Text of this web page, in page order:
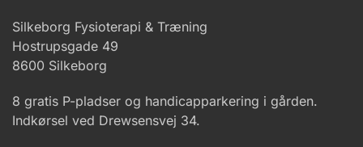
Silkeborg Fysioterapi & Træning
Hostrupsgade 49
8600 Silkeborg
8 gratis P-pladser og handicapparkering i gården.
Indkørsel ved Drewsensvej 34.